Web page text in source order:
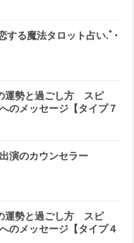
する魔法タロット占い.ﾟ･
運勢と過ごし方 スピ
のメッセージ【タイプ７
演のカウンセラー
運勢と過ごし方 スピ
のメッセージ【タイプ４